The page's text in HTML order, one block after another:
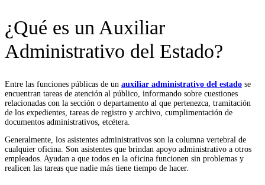
¿Qué es un Auxiliar
Administrativo del Estado?
Entre las funciones públicas de un auxiliar administrativo del estado se
encuentran tareas de atención al público, informando sobre cuestiones
relacionadas con la sección o departamento al que pertenezca, tramitación
de los expedientes, tareas de registro y archivo, cumplimentación de
documentos administrativos, etcétera.
Generalmente, los asistentes administrativos son la columna vertebral de
cualquier oficina. Son asistentes que brindan apoyo administrativo a otros
empleados. Ayudan a que todos en la oficina funcionen sin problemas y
realicen las tareas que nadie más tiene tiempo de hacer.